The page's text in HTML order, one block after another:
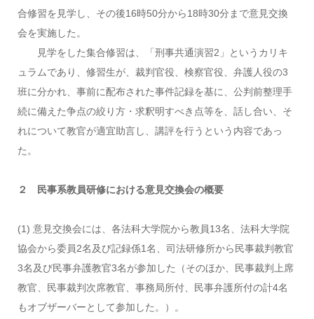
合修習を見学し、その後16時50分から18時30分まで意見交換
会を実施した。
見学をした集合修習は、「刑事共通演習2」というカリキ
ュラムであり、修習生が、裁判官役、検察官役、弁護人役の3
班に分かれ、事前に配布された事件記録を基に、公判前整理手
続に備えた争点の絞り方・求釈明すべき点等を、話し合い、そ
れについて教官が適宜助言し、講評を行うという内容であっ
た。
２ 民事系教員研修における意見交換会の概要
(1) 意見交換会には、各法科大学院から教員13名、法科大学院
協会から委員2名及び記録係1名、司法研修所から民事裁判教官
3名及び民事弁護教官3名が参加した（そのほか、民事裁判上席
教官、民事裁判次席教官、事務局所付、民事弁護所付の計4名
もオブザーバーとして参加した。）。